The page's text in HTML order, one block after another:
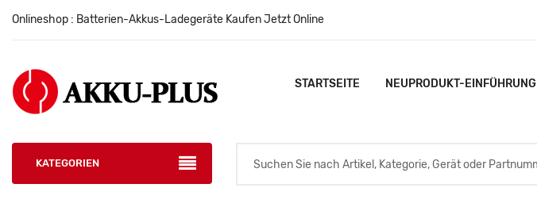
Onlineshop : Batterien-Akkus-Ladegeräte Kaufen Jetzt Online
STARTSEITE NEUPRODUKT-EINFÜHRUNG
KATEGORIEN